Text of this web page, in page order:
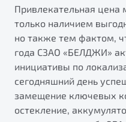
Привлекательная цена
только наличием
но также тем фактом,
года СЗАО «БЕЛДЖИ»
инициативы по
сегодняшний день
замещение ключевых
остекление,